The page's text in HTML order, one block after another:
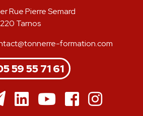
Rue Pierre Semard
Tarnos
formation.com
59 55 71 61